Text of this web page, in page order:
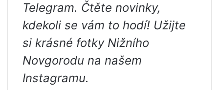
Telegram. Čtěte novinky,
kdekoli se vám to hodí! Užijte
si krásné fotky Nižního
Novgorodu na našem
Instagramu.